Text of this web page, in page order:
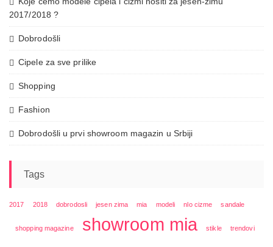
2017/2018 ?
Dobrodošli
Cipele za sve prilike
Shopping
Fashion
Dobrodošli u prvi showroom magazin u Srbiji
Tags
2017 2018 dobrodosli jesen zima mia modeli nlo cizme sandale
shopping magazine showroom mia stikle trendovi